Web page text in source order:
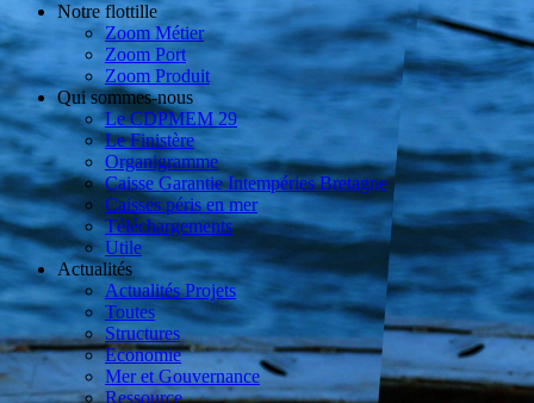
Notre flottille
Zoom Métier
Zoom Port
Zoom Produit
Qui sommes-nous
Le CDPMEM 29
Le Finistère
Organigramme
Caisse Garantie Intempéries Bretagne
Caisses péris en mer
Téléchargements
Utile
Actualités
Actualités Projets
Toutes
Structures
Economie
Mer et Gouvernance
Ressource